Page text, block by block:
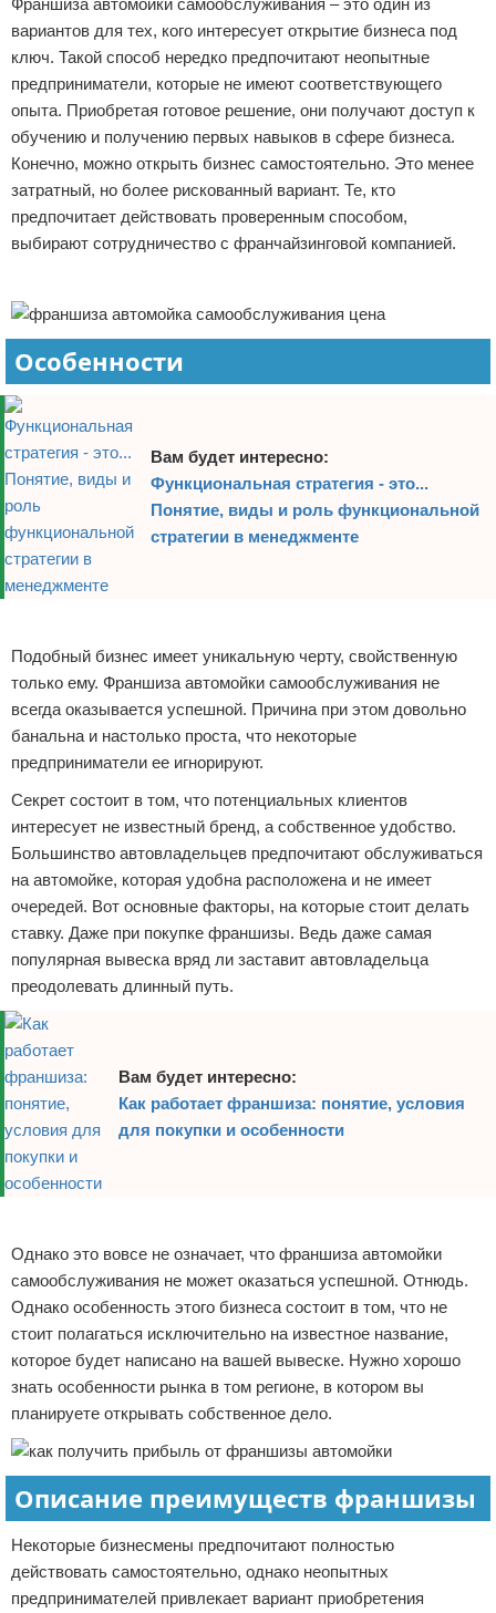
Начало бизнеса
Обзоры услуг
Самосовершенствование
Деловое общение
Менеджмент
Отказ от ответственности
Франшиза автомойки самообслуживания – это один из
вариантов для тех, кого интересует открытие бизнеса под
ключ. Такой способ нередко предпочитают неопытные
предприниматели, которые не имеют соответствующего
опыта. Приобретая готовое решение, они получают доступ к
обучению и получению первых навыков в сфере бизнеса.
Конечно, можно открыть бизнес самостоятельно. Это менее
затратный, но более рискованный вариант. Те, кто
предпочитает действовать проверенным способом,
выбирают сотрудничество с франчайзинговой компанией.
Особенности
Вам будет интересно:
Функциональная стратегия - это...
Понятие, виды и роль функциональной
стратегии в менеджменте
Подобный бизнес имеет уникальную черту, свойственную
только ему. Франшиза автомойки самообслуживания не
всегда оказывается успешной. Причина при этом довольно
банальна и настолько проста, что некоторые
предприниматели ее игнорируют.
Секрет состоит в том, что потенциальных клиентов
интересует не известный бренд, а собственное удобство.
Большинство автовладельцев предпочитают обслуживаться
на автомойке, которая удобна расположена и не имеет
очередей. Вот основные факторы, на которые стоит делать
ставку. Даже при покупке франшизы. Ведь даже самая
популярная вывеска вряд ли заставит автовладельца
преодолевать длинный путь.
Вам будет интересно:
Как работает франшиза: понятие, условия
для покупки и особенности
Однако это вовсе не означает, что франшиза автомойки
самообслуживания не может оказаться успешной. Отнюдь.
Однако особенность этого бизнеса состоит в том, что не
стоит полагаться исключительно на известное название,
которое будет написано на вашей вывеске. Нужно хорошо
знать особенности рынка в том регионе, в котором вы
планируете открывать собственное дело.
Описание преимуществ франшизы
Некоторые бизнесмены предпочитают полностью
действовать самостоятельно, однако неопытных
предпринимателей привлекает вариант приобретения